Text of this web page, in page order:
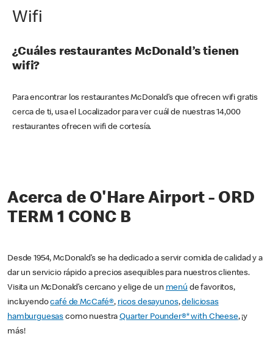
Wifi
¿Cuáles restaurantes McDonald’s tienen
wifi?
Para encontrar los restaurantes McDonald’s que ofrecen wifi gratis
cerca de ti, usa el Localizador para ver cuál de nuestras 14,000
restaurantes ofrecen wifi de cortesía.
Acerca de O'Hare Airport - ORD
TERM 1 CONC B
Desde 1954, McDonald’s se ha dedicado a servir comida de calidad y a
dar un servicio rápido a precios asequibles para nuestros clientes.
Visita un McDonald’s cercano y elige de un menú de favoritos,
incluyendocafé de McCafé®, ricos desayunos,deliciosas
hamburguesas como nuestraQuarter Pounder®* with Cheese, ¡y
más!